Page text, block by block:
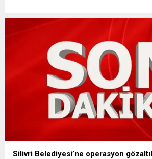
getiriyor. Hazine Müsteşarlığına bağlı ilgili
Silivri Belediyesi’ne operasyon